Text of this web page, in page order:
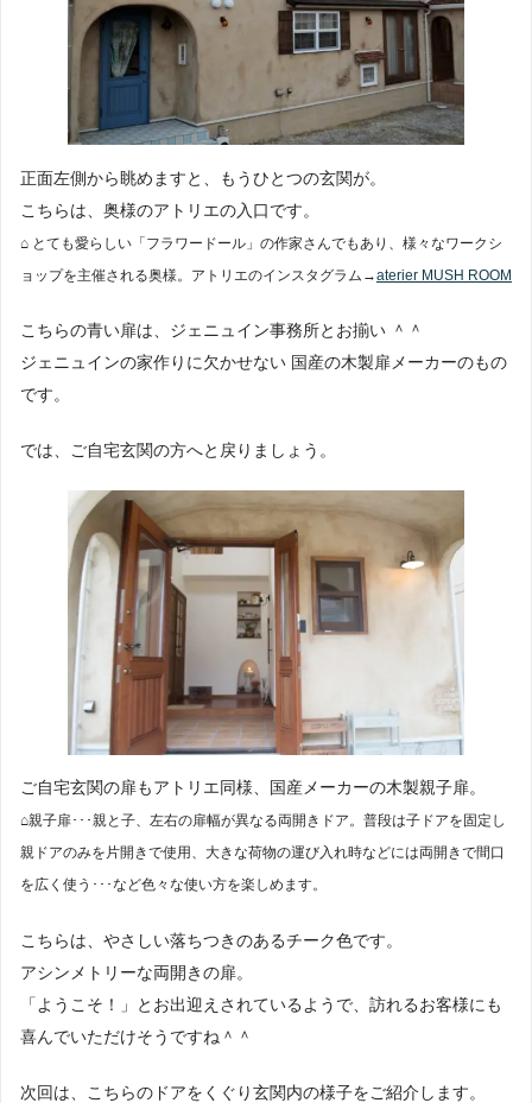
正面左側から眺めますと、もうひとつの玄関が。
こちらは、奥様のアトリエの入口です。
⌂ とても愛らしい「フラワードール」の作家さんでもあり、様々なワークシ
ョップを主催される奥様。 アトリエのインスタグラム→aterier MUSH ROOM
こちらの青い扉は、ジェニュイン事務所とお揃い ＾＾
ジェニュインの家作りに欠かせない 国産の木製扉メーカーのもの
です。
では、ご自宅玄関の方へと戻りましょう。
ご自宅玄関の扉もアトリエ同様、国産メーカーの木製親子扉。
⌂親子扉･･･親と子、左右の扉幅が異なる両開きドア。普段は子ドアを固定し
親ドアのみを片開きで使用、大きな荷物の運び入れ時などには両開きで間口
を広く使う･･･など色々な使い方を楽しめます。
こちらは、やさしい落ちつきのあるチーク色です。
アシンメトリーな両開きの扉。
「ようこそ！」とお出迎えされているようで、訪れるお客様にも
喜んでいただけそうですね＾＾
次回は、こちらのドアをくぐり玄関内の様子をご紹介します。